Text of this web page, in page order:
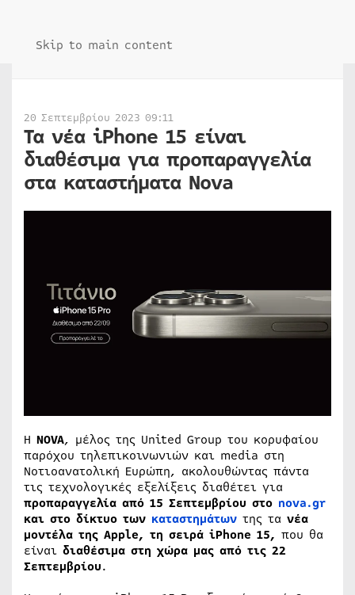
Skip to main content
20 Σεπτεμβρίου 2023 09:11
Τα νέα iPhone 15 είναι
διαθέσιμα για προπαραγγελία
στα καταστήματα Nova
Η NOVA, μέλος της United Group του κορυφαίου
παρόχου τηλεπικοινωνιών και media στη
Νοτιοανατολική Ευρώπη, ακολουθώντας πάντα
τις τεχνολογικές εξελίξεις διαθέτει για
προπαραγγελία από 15 Σεπτεμβρίου στο nova.gr
και στο δίκτυο των καταστημάτων της τα νέα
μοντέλα της Apple, τη σειρά iPhone 15, που θα
είναι διαθέσιμα στη χώρα μας από τις 22
Σεπτεμβρίου.